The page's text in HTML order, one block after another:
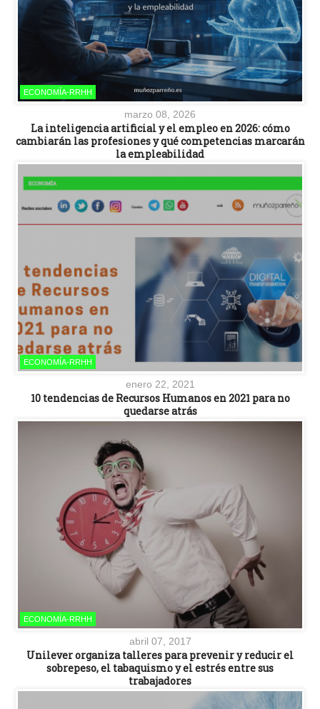
ECONOMÍA-RRHH
marzo 08, 2026
La inteligencia artificial y el empleo en 2026: cómo
cambiarán las profesiones y qué competencias marcarán
la empleabilidad
ECONOMÍA-RRHH
enero 22, 2021
10 tendencias de Recursos Humanos en 2021 para no
quedarse atrás
ECONOMÍA-RRHH
abril 07, 2017
Unilever organiza talleres para prevenir y reducir el
sobrepeso, el tabaquismo y el estrés entre sus
trabajadores